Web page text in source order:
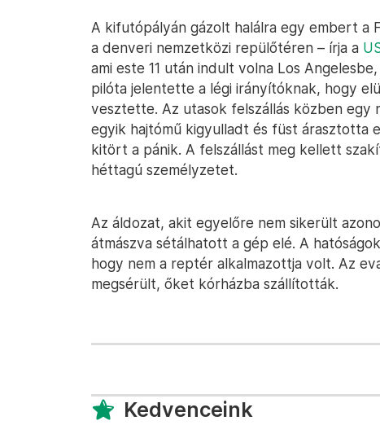
A kifutópályán gázolt halálra egy embert a
a denveri nemzetközi repülőtéren – írja a
ami este 11 után indult volna Los
pilóta jelentette a légi irányítóknak, hogy
vesztette. Az utasok felszállás közben egy
egyik hajtómű kigyulladt és füst árasztotta
kitört a pánik. A felszállást meg kellett
héttagú személyzetet.
Az áldozat, akit egyelőre nem sikerült
átmászva sétálhatott a gép elé. A
hogy nem a reptér alkalmazottja volt. Az
megsérült, őket kórházba szállították.
Kedvenceink